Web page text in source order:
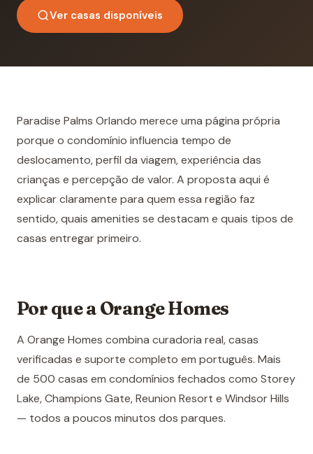
Ver casas disponíveis
Paradise Palms Orlando merece uma página própria
porque o condomínio influencia tempo de
deslocamento, perfil da viagem, experiência das
crianças e percepção de valor. A proposta aqui é
explicar claramente para quem essa região faz
sentido, quais amenities se destacam e quais tipos de
casas entregar primeiro.
Por que a Orange Homes
A Orange Homes combina curadoria real, casas
verificadas e suporte completo em português. Mais
de 500 casas em condomínios fechados como Storey
Lake, Champions Gate, Reunion Resort e Windsor Hills
— todos a poucos minutos dos parques.